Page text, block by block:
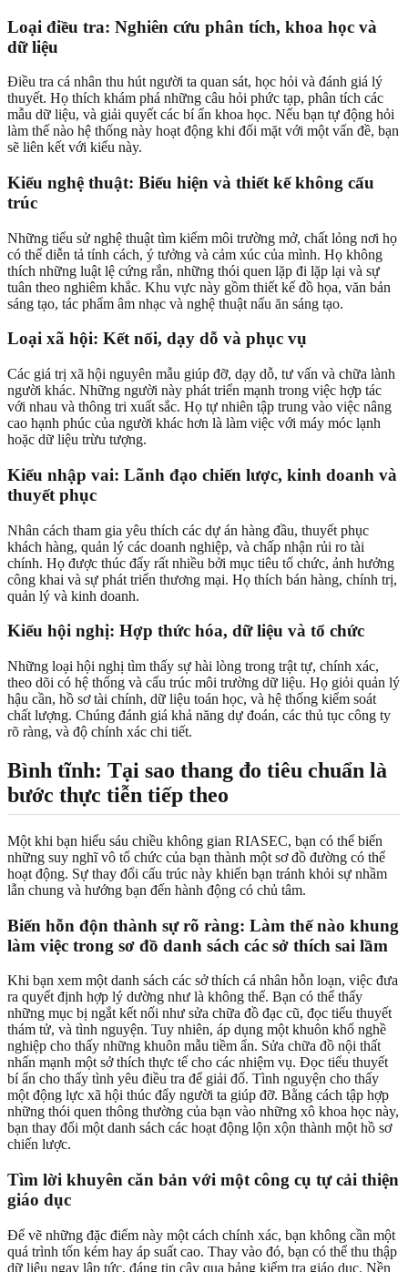
Loại điều tra: Nghiên cứu phân tích, khoa học và
dữ liệu
Điều tra cá nhân thu hút người ta quan sát, học hỏi và đánh giá lý
thuyết. Họ thích khám phá những câu hỏi phức tạp, phân tích các
mẫu dữ liệu, và giải quyết các bí ẩn khoa học. Nếu bạn tự động hỏi
làm thế nào hệ thống này hoạt động khi đối mặt với một vấn đề, bạn
sẽ liên kết với kiểu này.
Kiểu nghệ thuật: Biểu hiện và thiết kế không cấu
trúc
Những tiểu sử nghệ thuật tìm kiếm môi trường mở, chất lỏng nơi họ
có thể diễn tả tính cách, ý tưởng và cảm xúc của mình. Họ không
thích những luật lệ cứng rắn, những thói quen lặp đi lặp lại và sự
tuân theo nghiêm khắc. Khu vực này gồm thiết kế đồ họa, văn bản
sáng tạo, tác phẩm âm nhạc và nghệ thuật nấu ăn sáng tạo.
Loại xã hội: Kết nối, dạy dỗ và phục vụ
Các giá trị xã hội nguyên mẫu giúp đỡ, dạy dỗ, tư vấn và chữa lành
người khác. Những người này phát triển mạnh trong việc hợp tác
với nhau và thông tri xuất sắc. Họ tự nhiên tập trung vào việc nâng
cao hạnh phúc của người khác hơn là làm việc với máy móc lạnh
hoặc dữ liệu trừu tượng.
Kiểu nhập vai: Lãnh đạo chiến lược, kinh doanh và
thuyết phục
Nhân cách tham gia yêu thích các dự án hàng đầu, thuyết phục
khách hàng, quản lý các doanh nghiệp, và chấp nhận rủi ro tài
chính. Họ được thúc đẩy rất nhiều bởi mục tiêu tổ chức, ảnh hưởng
công khai và sự phát triển thương mại. Họ thích bán hàng, chính trị,
quản lý và kinh doanh.
Kiểu hội nghị: Hợp thức hóa, dữ liệu và tổ chức
Những loại hội nghị tìm thấy sự hài lòng trong trật tự, chính xác,
theo dõi có hệ thống và cấu trúc môi trường dữ liệu. Họ giỏi quản lý
hậu cần, hồ sơ tài chính, dữ liệu toán học, và hệ thống kiểm soát
chất lượng. Chúng đánh giá khả năng dự đoán, các thủ tục công ty
rõ ràng, và độ chính xác chi tiết.
Bình tĩnh: Tại sao thang đo tiêu chuẩn là
bước thực tiễn tiếp theo
Một khi bạn hiểu sáu chiều không gian RIASEC, bạn có thể biến
những suy nghĩ vô tổ chức của bạn thành một sơ đồ đường có thể
hoạt động. Sự thay đổi cấu trúc này khiến bạn tránh khỏi sự nhầm
lẫn chung và hướng bạn đến hành động có chủ tâm.
Biến hỗn độn thành sự rõ ràng: Làm thế nào khung
làm việc trong sơ đồ danh sách các sở thích sai lầm
Khi bạn xem một danh sách các sở thích cá nhân hỗn loạn, việc đưa
ra quyết định hợp lý dường như là không thể. Bạn có thể thấy
những mục bị ngắt kết nối như sửa chữa đồ đạc cũ, đọc tiểu thuyết
thám tử, và tình nguyện. Tuy nhiên, áp dụng một khuôn khổ nghề
nghiệp cho thấy những khuôn mẫu tiềm ẩn. Sửa chữa đồ nội thất
nhấn mạnh một sở thích thực tế cho các nhiệm vụ. Đọc tiểu thuyết
bí ẩn cho thấy tình yêu điều tra để giải đố. Tình nguyện cho thấy
một động lực xã hội thúc đẩy người ta giúp đỡ. Bằng cách tập hợp
những thói quen thông thường của bạn vào những xô khoa học này,
bạn thay đổi một danh sách các hoạt động lộn xộn thành một hồ sơ
chiến lược.
Tìm lời khuyên căn bản với một công cụ tự cải thiện
giáo dục
Để vẽ những đặc điểm này một cách chính xác, bạn không cần một
quá trình tốn kém hay áp suất cao. Thay vào đó, bạn có thể thu thập
dữ liệu ngay lập tức, đáng tin cậy qua bảng kiểm tra giáo dục. Nền